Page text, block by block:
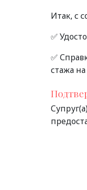
Итак, с
✅
✅
стажа